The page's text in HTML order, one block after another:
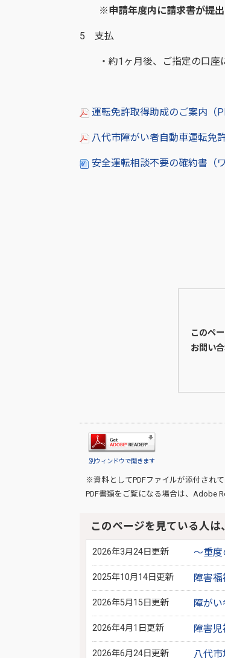
※申請年度内に請求書が提出
5 支払
・約1ヶ月後、ご指定の口座に
運転免許取得助成のご案内（
八代市障がい者自動車運転免
安全運転相談不要の確約書（
このペ
お問い
別ウィンドウで開きます
※資料としてPDFファイルが添付されて
PDF書類をご覧になる場合は、 Adobe
このページを見ている人は
2026年3月24日更新 ～重
2025年10月14日更新 障害
2026年5月15日更新 障が
2026年4月1日更新 障害
2026年6月24日更新 八代